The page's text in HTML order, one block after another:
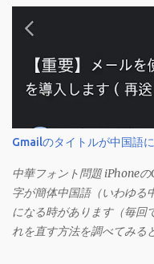
うです。 このオプション
式がないセル）をコピーし
度は大丈夫です。 Mac の
「Excel」をクリックして
（カンマ）」 でも開きま
Gmailのタイトルが中国語
中華フォント問題 iPhone
字が簡体中国語（いわゆる
になる時があります（毎回
れを直す方法を調べてみる